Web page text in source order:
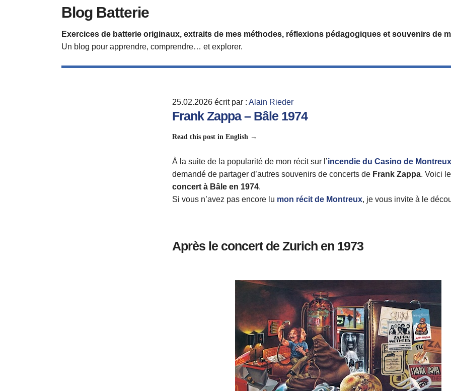
Blog Batterie
Exercices de batterie originaux, extraits de mes méthodes, réflexions pédagogiques et souvenirs de
Un blog pour apprendre, comprendre… et explorer.
25.02.2026 écrit par : Alain Rieder
Frank Zappa – Bâle 1974
Read this post in English →
À la suite de la popularité de mon récit sur l’incendie du Casino de Montreux
demandé de partager d’autres souvenirs de concerts de Frank Zappa. Voici
concert à Bâle en 1974.
Si vous n’avez pas encore lu mon récit de Montreux, je vous invite à le
Après le concert de Zurich en 1973